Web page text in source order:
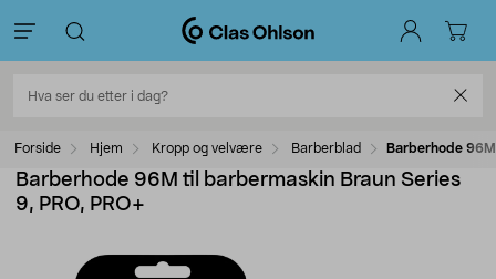
Forside Hjem Kropp og velvære Barberblad Barberhode
Barberhode 96M til barbermaskin Braun Series
9, PRO, PRO+